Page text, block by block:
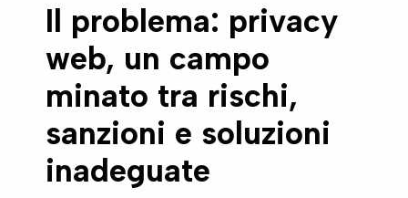
Il problema: privacy
web, un campo
minato tra rischi,
sanzioni e soluzioni
inadeguate